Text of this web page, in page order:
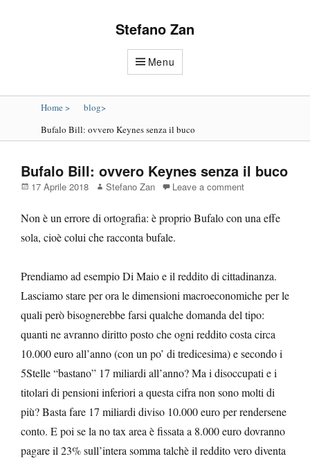
Stefano Zan
Menu
Home> blog>
Bufalo Bill: ovvero Keynes senza il buco
Bufalo Bill: ovvero Keynes senza il buco
Posted
17 Aprile 2018 Author
Stefano Zan Leave a comment
Non è un errore di ortografia: è proprio Bufalo con una effe
sola, cioè colui che racconta bufale.
Prendiamo ad esempio Di Maio e il reddito di cittadinanza.
Lasciamo stare per ora le dimensioni macroeconomiche per le
quali però bisognerebbe farsi qualche domanda del tipo:
quanti ne avranno diritto posto che ogni reddito costa circa
10.000 euro all’anno (con un po’ di tredicesima) e secondo i
5Stelle “bastano” 17 miliardi all’anno? Ma i disoccupati e i
titolari di pensioni inferiori a questa cifra non sono molti di
più? Basta fare 17 miliardi diviso 10.000 euro per rendersene
conto. E poi se la no tax area è fissata a 8.000 euro dovranno
pagare il 23% sull’intera somma talchè il reddito vero diventa